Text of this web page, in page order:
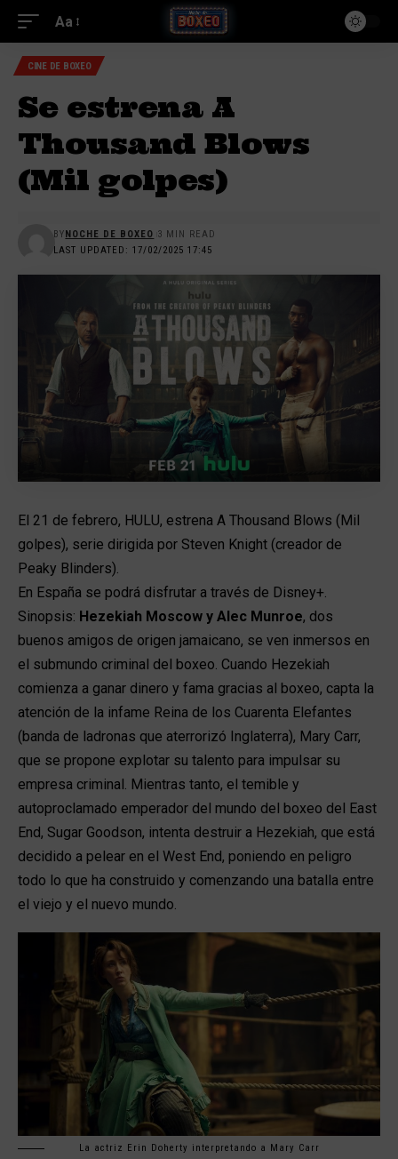
Aa
CINE DE BOXEO
Se estrena A
Thousand Blows
(Mil golpes)
LAST UPDATED: 17/02/2025 17:45
BYNOCHE DE BOXEO 3 MIN READ
El 21 de febrero, HULU, estrena A Thousand Blows (Mil
golpes), serie dirigida por Steven Knight (creador de
Peaky Blinders).
En España se podrá disfrutar a través de Disney+.
Sinopsis: Hezekiah Moscow y Alec Munroe, dos
buenos amigos de origen jamaicano, se ven inmersos en
el submundo criminal del boxeo. Cuando Hezekiah
comienza a ganar dinero y fama gracias al boxeo, capta la
atención de la infame Reina de los Cuarenta Elefantes
(banda de ladronas que aterrorizó Inglaterra), Mary Carr,
que se propone explotar su talento para impulsar su
empresa criminal. Mientras tanto, el temible y
autoproclamado emperador del mundo del boxeo del East
End, Sugar Goodson, intenta destruir a Hezekiah, que está
decidido a pelear en el West End, poniendo en peligro
todo lo que ha construido y comenzando una batalla entre
el viejo y el nuevo mundo.
La actriz Erin Doherty interpretando a Mary Carr